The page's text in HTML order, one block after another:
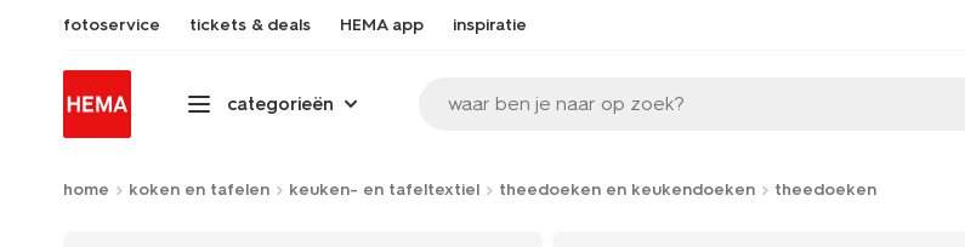
fotoservice tickets & deals HEMA app inspiratie
categorieën waar ben je naar op zoek?
home koken en tafelen keuken- en tafeltextiel theedoeken en keukendoeken theedoeken